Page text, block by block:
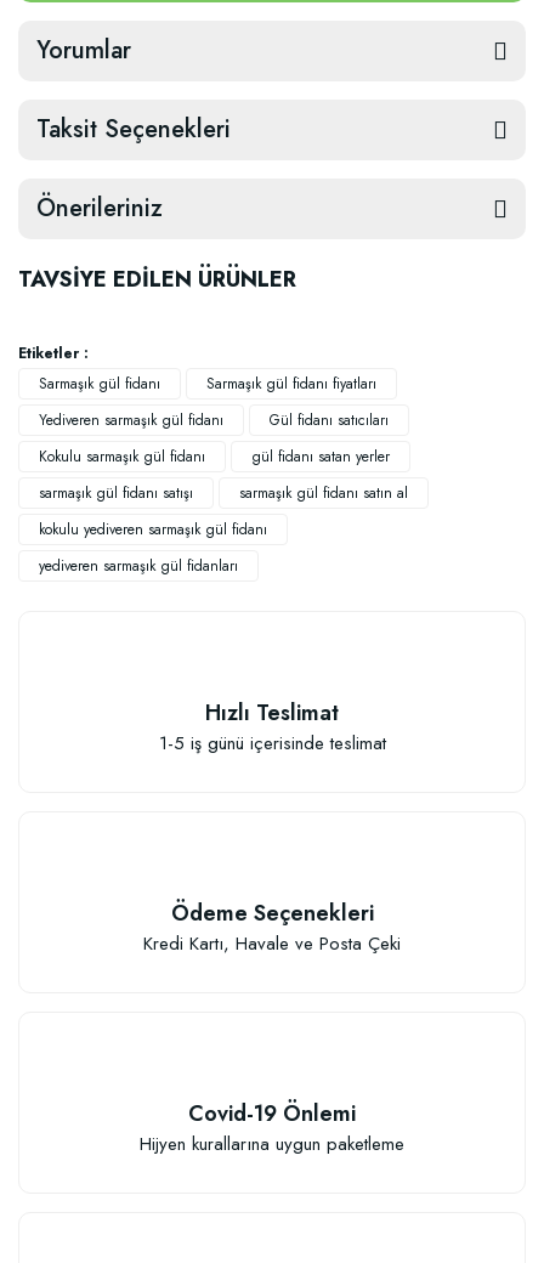
Yorumlar
Taksit Seçenekleri
Önerileriniz
TAVSİYE EDİLEN ÜRÜNLER
Elastik Meyve Fidanı Bağlama İpi (10 Fidan İçin )
Etiketler :
Sarmaşık gül fidanı
Sarmaşık gül fidanı fiyatları
Yediveren sarmaşık gül fidanı
Gül fidanı satıcıları
Kokulu sarmaşık gül fidanı
gül fidanı satan yerler
sarmaşık gül fidanı satışı
sarmaşık gül fidanı satın al
kokulu yediveren sarmaşık gül fidanı
yediveren sarmaşık gül fidanları
Hızlı Teslimat
1-5 iş günü içerisinde teslimat
Ödeme Seçenekleri
Kredi Kartı, Havale ve Posta Çeki
Covid-19 Önlemi
Hijyen kurallarına uygun paketleme